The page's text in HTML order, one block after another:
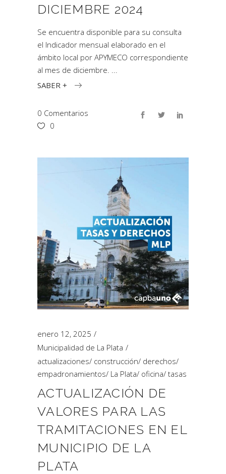
DICIEMBRE 2024
Se encuentra disponible para su consulta
el Indicador mensual elaborado en el
ámbito local por APYMECO correspondiente
al mes de diciembre.
SABER +
0 Comentarios
0
enero 12, 2025
Municipalidad de La Plata
actualizaciones/ construcción/ derechos/
empadronamientos/ La Plata/ oficina/ tasas
ACTUALIZACIÓN DE
VALORES PARA LAS
TRAMITACIONES EN EL
MUNICIPIO DE LA
PLATA